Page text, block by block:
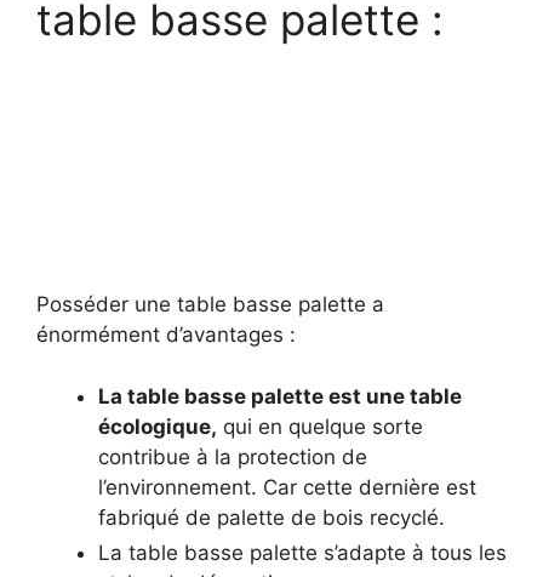
table basse palette :
contribue à la protection de
l’environnement. Car cette dernière est
La table basse palette s’adapte à tous les
styles de décoration.
Cette dernière n’est pas cher, vue
qu’elle sera faite de produit
complètement recyclé.